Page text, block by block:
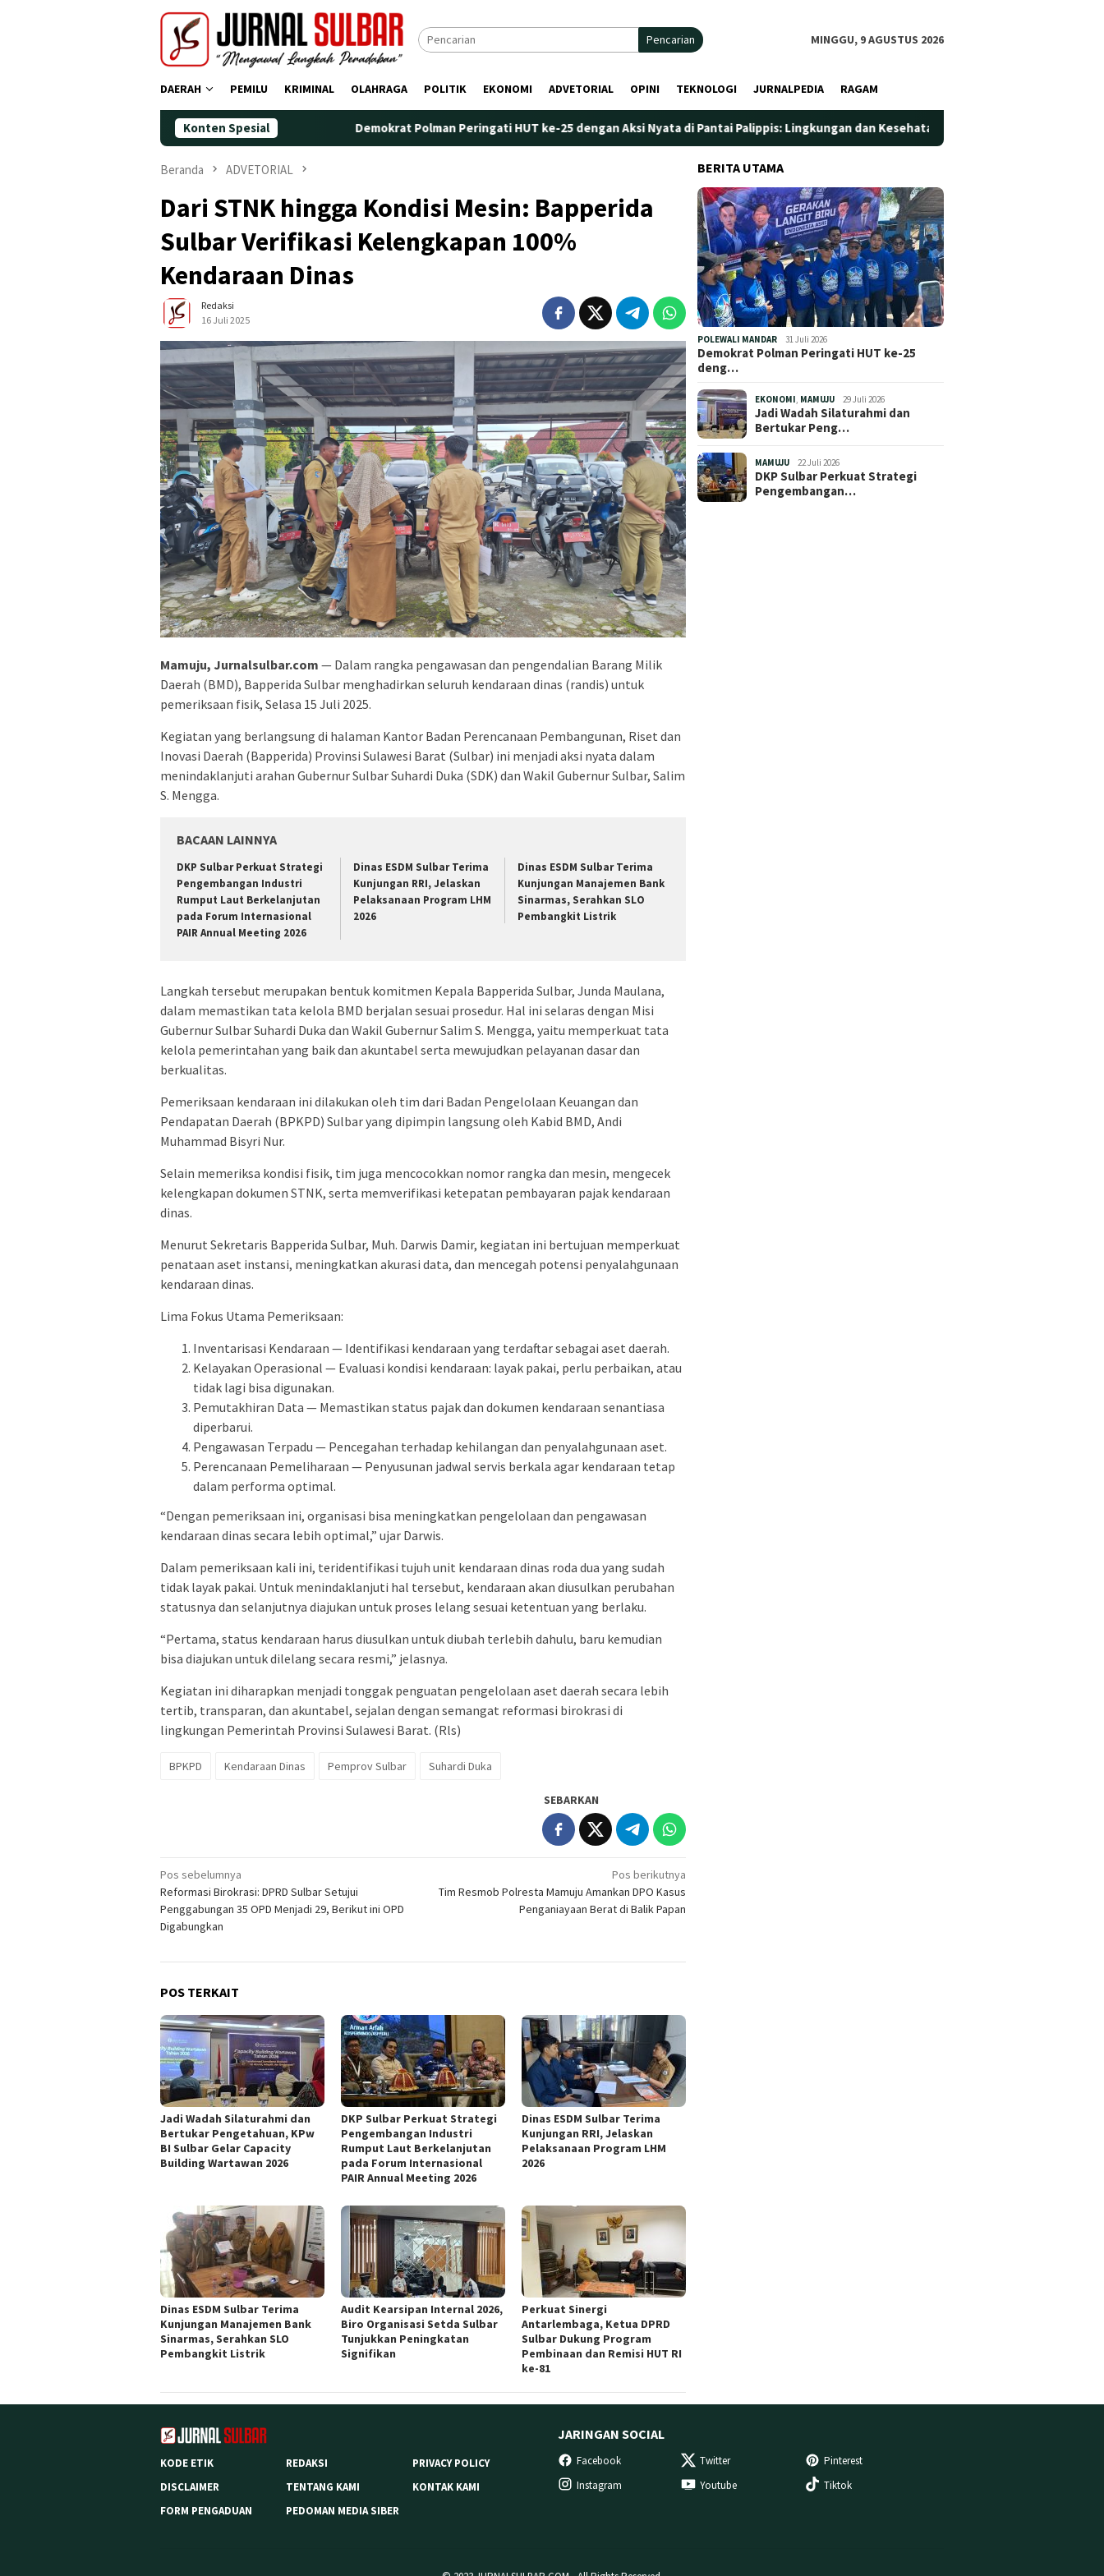
Pencarian MINGGU, 9 AGUSTUS 2026
DAERAH PEMILU KRIMINAL OLAHRAGA POLITIK EKONOMI ADVETORIAL OPINI TEKNOLOGI JURNALPEDIA RAGAM
Konten SpesialDemokrat Polman Peringati HUT ke-25 dengan Aksi Nyata di Pantai Palippis: Lingkungan dan Kesehatan Jadi Prioritas
Beranda ADVETORIAL
Dari STNK hingga Kondisi Mesin: Bapperida
Sulbar Verifikasi Kelengkapan 100%
Kendaraan Dinas
Redaksi
16 Juli 2025
Mamuju, Jurnalsulbar.com — Dalam rangka pengawasan dan pengendalian Barang Milik
Daerah (BMD), Bapperida Sulbar menghadirkan seluruh kendaraan dinas (randis) untuk
pemeriksaan fisik, Selasa 15 Juli 2025.
Kegiatan yang berlangsung di halaman Kantor Badan Perencanaan Pembangunan, Riset dan
Inovasi Daerah (Bapperida) Provinsi Sulawesi Barat (Sulbar) ini menjadi aksi nyata dalam
menindaklanjuti arahan Gubernur Sulbar Suhardi Duka (SDK) dan Wakil Gubernur Sulbar, Salim
S. Mengga.
BACAAN LAINNYA
DKP Sulbar Perkuat Strategi
Pengembangan Industri
Rumput Laut Berkelanjutan
pada Forum Internasional
PAIR Annual Meeting 2026
Dinas ESDM Sulbar Terima
Kunjungan RRI, Jelaskan
Pelaksanaan Program LHM
2026
Dinas ESDM Sulbar Terima
Kunjungan Manajemen Bank
Sinarmas, Serahkan SLO
Pembangkit Listrik
Langkah tersebut merupakan bentuk komitmen Kepala Bapperida Sulbar, Junda Maulana,
dalam memastikan tata kelola BMD berjalan sesuai prosedur. Hal ini selaras dengan Misi
Gubernur Sulbar Suhardi Duka dan Wakil Gubernur Salim S. Mengga, yaitu memperkuat tata
kelola pemerintahan yang baik dan akuntabel serta mewujudkan pelayanan dasar dan
berkualitas.
Pemeriksaan kendaraan ini dilakukan oleh tim dari Badan Pengelolaan Keuangan dan
Pendapatan Daerah (BPKPD) Sulbar yang dipimpin langsung oleh Kabid BMD, Andi
Muhammad Bisyri Nur.
Selain memeriksa kondisi fisik, tim juga mencocokkan nomor rangka dan mesin, mengecek
kelengkapan dokumen STNK, serta memverifikasi ketepatan pembayaran pajak kendaraan
dinas.
Menurut Sekretaris Bapperida Sulbar, Muh. Darwis Damir, kegiatan ini bertujuan memperkuat
penataan aset instansi, meningkatkan akurasi data, dan mencegah potensi penyalahgunaan
kendaraan dinas.
Lima Fokus Utama Pemeriksaan:
Inventarisasi Kendaraan — Identifikasi kendaraan yang terdaftar sebagai aset daerah.
Kelayakan Operasional — Evaluasi kondisi kendaraan: layak pakai, perlu perbaikan, atau
tidak lagi bisa digunakan.
Pemutakhiran Data — Memastikan status pajak dan dokumen kendaraan senantiasa
diperbarui.
Pengawasan Terpadu — Pencegahan terhadap kehilangan dan penyalahgunaan aset.
Perencanaan Pemeliharaan — Penyusunan jadwal servis berkala agar kendaraan tetap
dalam performa optimal.
“Dengan pemeriksaan ini, organisasi bisa meningkatkan pengelolaan dan pengawasan
kendaraan dinas secara lebih optimal,” ujar Darwis.
Dalam pemeriksaan kali ini, teridentifikasi tujuh unit kendaraan dinas roda dua yang sudah
tidak layak pakai. Untuk menindaklanjuti hal tersebut, kendaraan akan diusulkan perubahan
statusnya dan selanjutnya diajukan untuk proses lelang sesuai ketentuan yang berlaku.
“Pertama, status kendaraan harus diusulkan untuk diubah terlebih dahulu, baru kemudian
bisa diajukan untuk dilelang secara resmi,” jelasnya.
Kegiatan ini diharapkan menjadi tonggak penguatan pengelolaan aset daerah secara lebih
tertib, transparan, dan akuntabel, sejalan dengan semangat reformasi birokrasi di
lingkungan Pemerintah Provinsi Sulawesi Barat. (Rls)
BPKPD Kendaraan Dinas Pemprov Sulbar Suhardi Duka
SEBARKAN
Navigasi
pos
Pos sebelumnya
Reformasi Birokrasi: DPRD Sulbar Setujui
Penggabungan 35 OPD Menjadi 29, Berikut ini OPD
Digabungkan
Pos berikutnya
Tim Resmob Polresta Mamuju Amankan DPO Kasus
Penganiayaan Berat di Balik Papan
POS TERKAIT
Jadi Wadah Silaturahmi dan
Bertukar Pengetahuan, KPw
BI Sulbar Gelar Capacity
Building Wartawan 2026
DKP Sulbar Perkuat Strategi
Pengembangan Industri
Rumput Laut Berkelanjutan
pada Forum Internasional
PAIR Annual Meeting 2026
Dinas ESDM Sulbar Terima
Kunjungan RRI, Jelaskan
Pelaksanaan Program LHM
2026
Dinas ESDM Sulbar Terima
Kunjungan Manajemen Bank
Sinarmas, Serahkan SLO
Pembangkit Listrik
Audit Kearsipan Internal 2026,
Biro Organisasi Setda Sulbar
Tunjukkan Peningkatan
Signifikan
Perkuat Sinergi
Antarlembaga, Ketua DPRD
Sulbar Dukung Program
Pembinaan dan Remisi HUT RI
ke-81
BERITA UTAMA
POLEWALI MANDAR 31 Juli 2026
Demokrat Polman Peringati HUT ke-25
deng…
EKONOMI MAMUJU 29 Juli 2026
Jadi Wadah Silaturahmi dan
Bertukar Peng…
MAMUJU 22 Juli 2026
DKP Sulbar Perkuat Strategi
Pengembangan…
KODE ETIK REDAKSI
PRIVACY POLICY
DISCLAIMER
TENTANG KAMI
KONTAK KAMI
FORM PENGADUAN
PEDOMAN MEDIA SIBER
JARINGAN SOCIAL
Facebook Twitter
Pinterest
Instagram
Youtube Tiktok